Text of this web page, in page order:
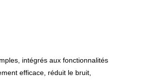
intégrés aux fonctionnalités
efficace, réduit le bruit,